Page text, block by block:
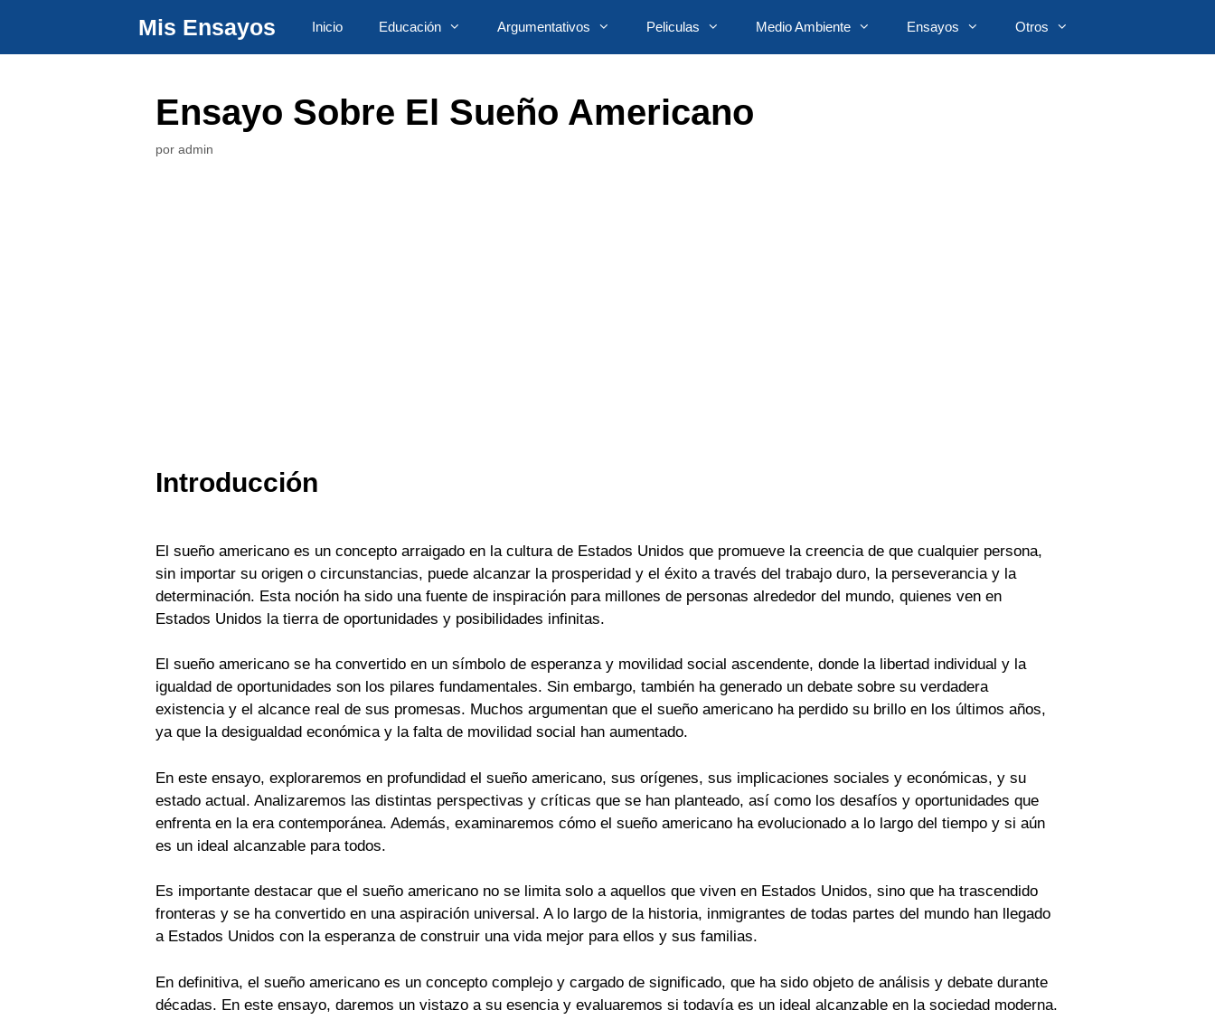
contenido
Mis Ensayos Inicio Educación Argumentativos Peliculas Medio Ambiente Ensayos Otros
Ensayo Sobre El Sueño Americano
por admin
Introducción
El sueño americano es un concepto arraigado en la cultura de Estados Unidos que promueve la creencia de que cualquier persona,
sin importar su origen o circunstancias, puede alcanzar la prosperidad y el éxito a través del trabajo duro, la perseverancia y la
determinación. Esta noción ha sido una fuente de inspiración para millones de personas alrededor del mundo, quienes ven en
Estados Unidos la tierra de oportunidades y posibilidades infinitas.
El sueño americano se ha convertido en un símbolo de esperanza y movilidad social ascendente, donde la libertad individual y la
igualdad de oportunidades son los pilares fundamentales. Sin embargo, también ha generado un debate sobre su verdadera
existencia y el alcance real de sus promesas. Muchos argumentan que el sueño americano ha perdido su brillo en los últimos años,
ya que la desigualdad económica y la falta de movilidad social han aumentado.
En este ensayo, exploraremos en profundidad el sueño americano, sus orígenes, sus implicaciones sociales y económicas, y su
estado actual. Analizaremos las distintas perspectivas y críticas que se han planteado, así como los desafíos y oportunidades que
enfrenta en la era contemporánea. Además, examinaremos cómo el sueño americano ha evolucionado a lo largo del tiempo y si aún
es un ideal alcanzable para todos.
Es importante destacar que el sueño americano no se limita solo a aquellos que viven en Estados Unidos, sino que ha trascendido
fronteras y se ha convertido en una aspiración universal. A lo largo de la historia, inmigrantes de todas partes del mundo han llegado
a Estados Unidos con la esperanza de construir una vida mejor para ellos y sus familias.
En definitiva, el sueño americano es un concepto complejo y cargado de significado, que ha sido objeto de análisis y debate durante
décadas. En este ensayo, daremos un vistazo a su esencia y evaluaremos si todavía es un ideal alcanzable en la sociedad moderna.